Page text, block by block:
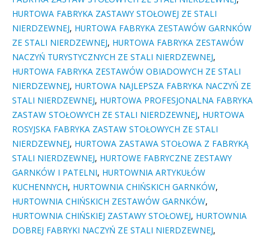
HURTOWA FABRYKA ZASTAWY STOŁOWEJ ZE STALI
NIERDZEWNEJ, HURTOWA FABRYKA ZESTAWÓW GARNKÓW
ZE STALI NIERDZEWNEJ, HURTOWA FABRYKA ZESTAWÓW
NACZYŃ TURYSTYCZNYCH ZE STALI NIERDZEWNEJ,
HURTOWA FABRYKA ZESTAWÓW OBIADOWYCH ZE STALI
NIERDZEWNEJ, HURTOWA NAJLEPSZA FABRYKA NACZYŃ ZE
STALI NIERDZEWNEJ, HURTOWA PROFESJONALNA FABRYKA
ZASTAW STOŁOWYCH ZE STALI NIERDZEWNEJ, HURTOWA
ROSYJSKA FABRYKA ZASTAW STOŁOWYCH ZE STALI
NIERDZEWNEJ, HURTOWA ZASTAWA STOŁOWA Z FABRYKĄ
STALI NIERDZEWNEJ, HURTOWE FABRYCZNE ZESTAWY
GARNKÓW I PATELNI, HURTOWNIA ARTYKUŁÓW
KUCHENNYCH, HURTOWNIA CHIŃSKICH GARNKÓW,
HURTOWNIA CHIŃSKICH ZESTAWÓW GARNKÓW,
HURTOWNIA CHIŃSKIEJ ZASTAWY STOŁOWEJ, HURTOWNIA
DOBREJ FABRYKI NACZYŃ ZE STALI NIERDZEWNEJ,